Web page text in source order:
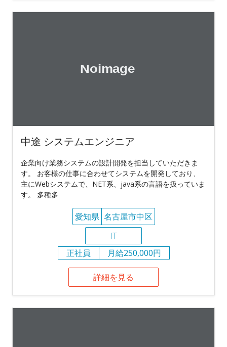
中途 システムエンジニア
企業向け業務システムの設計開発を担当していただきま
す。 お客様の仕事に合わせてシステムを開発しており、
主にWebシステムで、NET系、java系の言語を扱っていま
す。 多種多
愛知県 名古屋市中区
IT
正社員
月給250,000円
詳細を見る